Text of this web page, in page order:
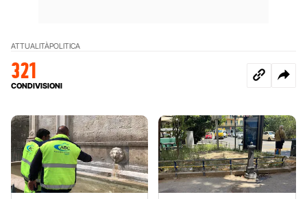
ATTUALITÀPOLITICA
321
CONDIVISIONI